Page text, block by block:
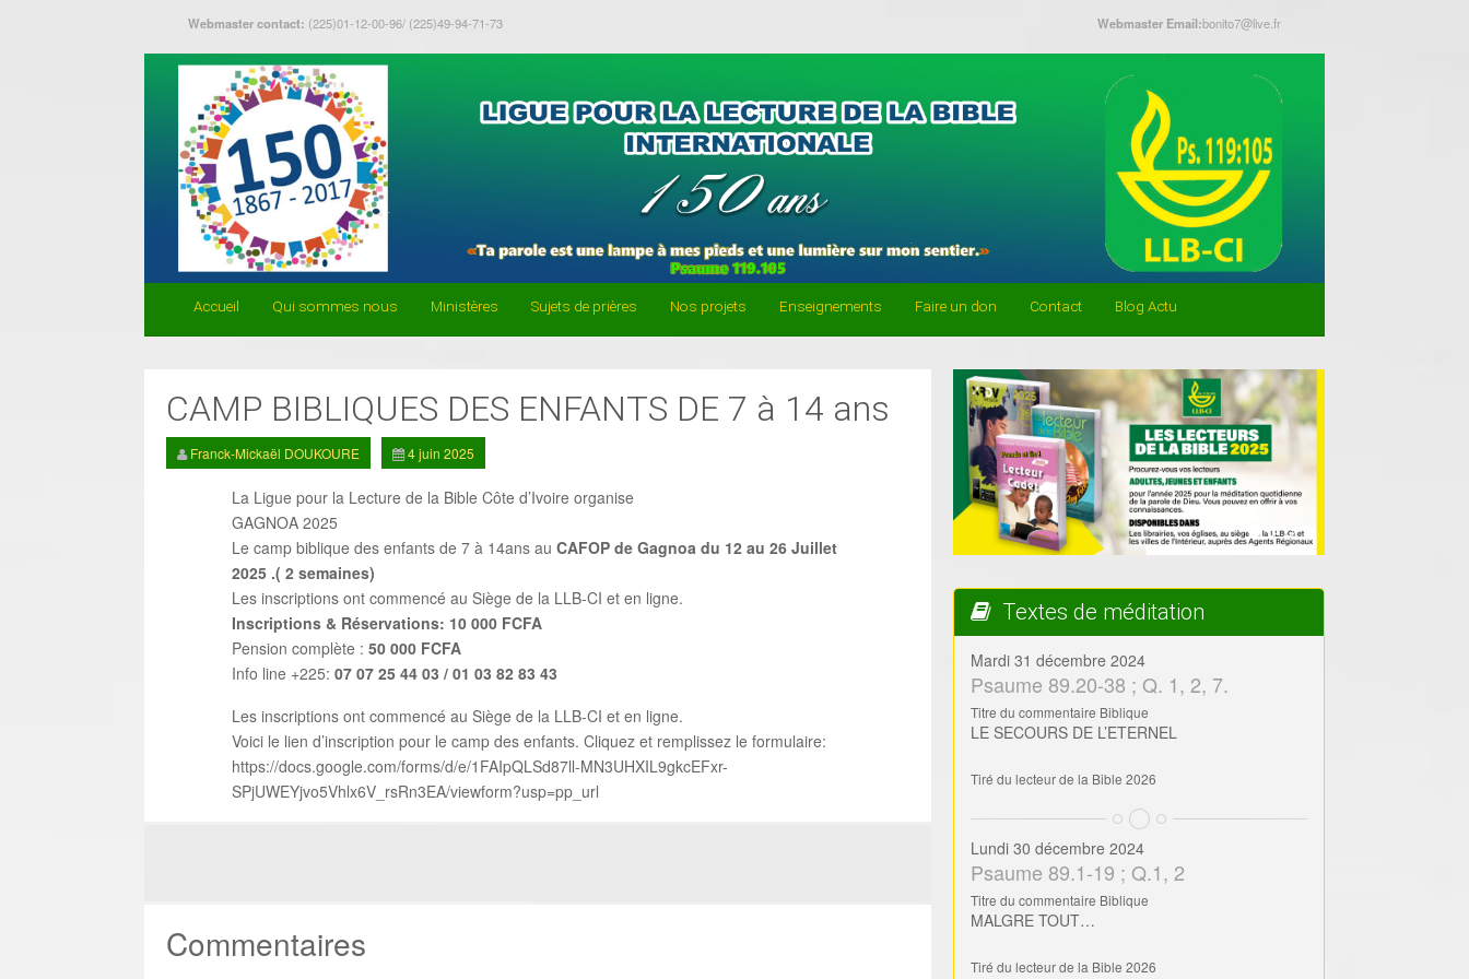
Webmaster contact: (225)01-12-00-96/ (225)49-94-71-73 Webmaster Email:bonito7@live.fr
Accueil Qui sommes nous Ministères Sujets de prières Nos projets Enseignements Faire un don Contact Blog Actu
CAMP BIBLIQUES DES ENFANTS DE 7 à 14 ans
Franck-Mickaël DOUKOURE 4 juin 2025
La Ligue pour la Lecture de la Bible Côte d’Ivoire organise
GAGNOA 2025
Le camp biblique des enfants de 7 à 14ans au CAFOP de Gagnoa du 12 au 26 Juillet
2025 .( 2 semaines)
Les inscriptions ont commencé au Siège de la LLB-CI et en ligne.
Inscriptions & Réservations: 10 000 FCFA
Pension complète : 50 000 FCFA
Info line +225: 07 07 25 44 03 / 01 03 82 83 43
Les inscriptions ont commencé au Siège de la LLB-CI et en ligne.
Voici le lien d’inscription pour le camp des enfants. Cliquez et remplissez le formulaire:
https://docs.google.com/forms/d/e/1FAIpQLSd87ll-MN3UHXIL9gkcEFxr-
SPjUWEYjvo5Vhlx6V_rsRn3EA/viewform?usp=pp_url
Commentaires
Textes de méditation
Mardi 31 décembre 2024
Psaume 89.20-38 ; Q. 1, 2, 7.
Titre du commentaire Biblique
LE SECOURS DE L’ETERNEL
Tiré du lecteur de la Bible 2026
Lundi 30 décembre 2024
Psaume 89.1-19 ; Q.1, 2
Titre du commentaire Biblique
MALGRE TOUT…
Tiré du lecteur de la Bible 2026